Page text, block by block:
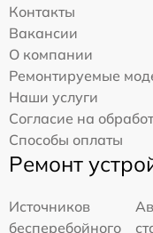
Контакты
Вакансии
О компании
Ремонтируемые
Наши услуги
Согласие на
Способы оплаты
Ремонт
Источников
бесперебойного